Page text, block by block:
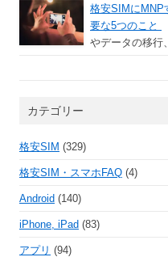
格安SIMにMNP
要な5つのこと
やデータの移行
カテゴリー
格安SIM (329)
格安SIM・スマホFAQ (4)
Android (140)
iPhone, iPad (83)
アプリ (94)